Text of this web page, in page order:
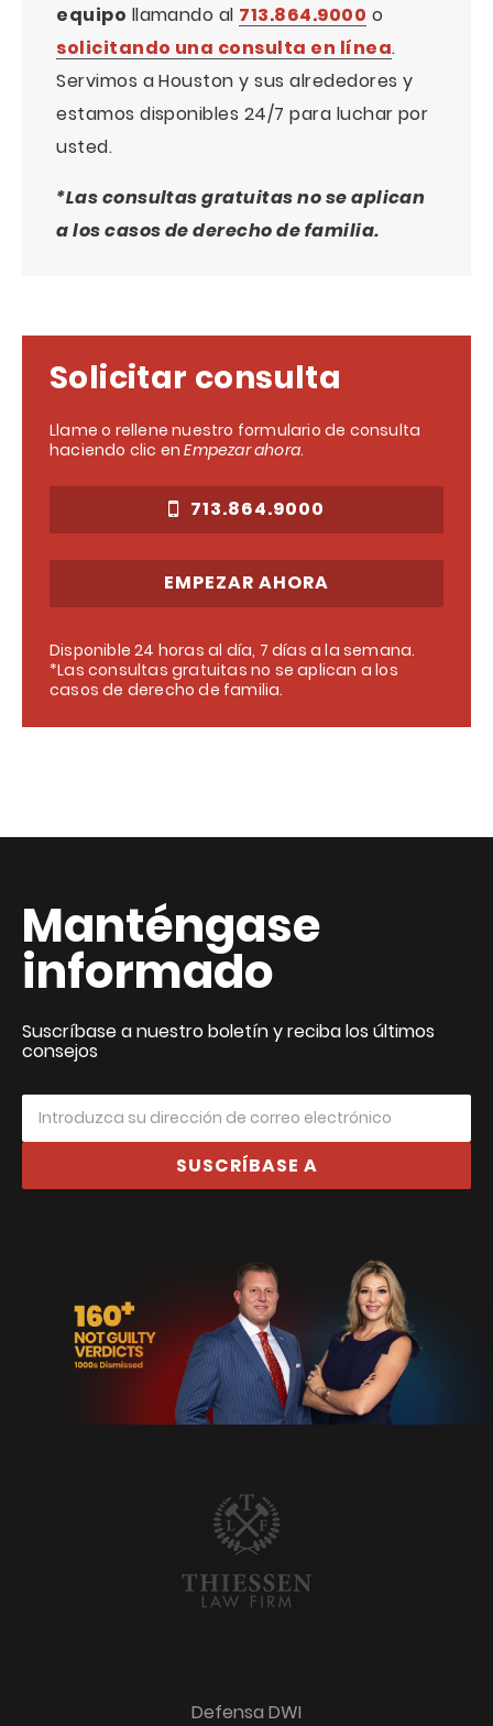
equipo llamando al 713.864.9000 o
solicitando una consulta en línea.
Servimos a Houston y sus alrededores y
estamos disponibles 24/7 para luchar por
usted.
*Las consultas gratuitas no se aplican
a los casos de derecho de familia.
Solicitar consulta
Llame o rellene nuestro formulario de consulta
haciendo clic enEmpezar ahora.
713.864.9000
EMPEZAR AHORA
Disponible 24 horas al día, 7 días a la semana.
*Las consultas gratuitas no se aplican a los
casos de derecho de familia.
Manténgase
informado
Suscríbase a nuestro boletín y reciba los últimos
consejos
SUSCRÍBASE A
Defensa DWI